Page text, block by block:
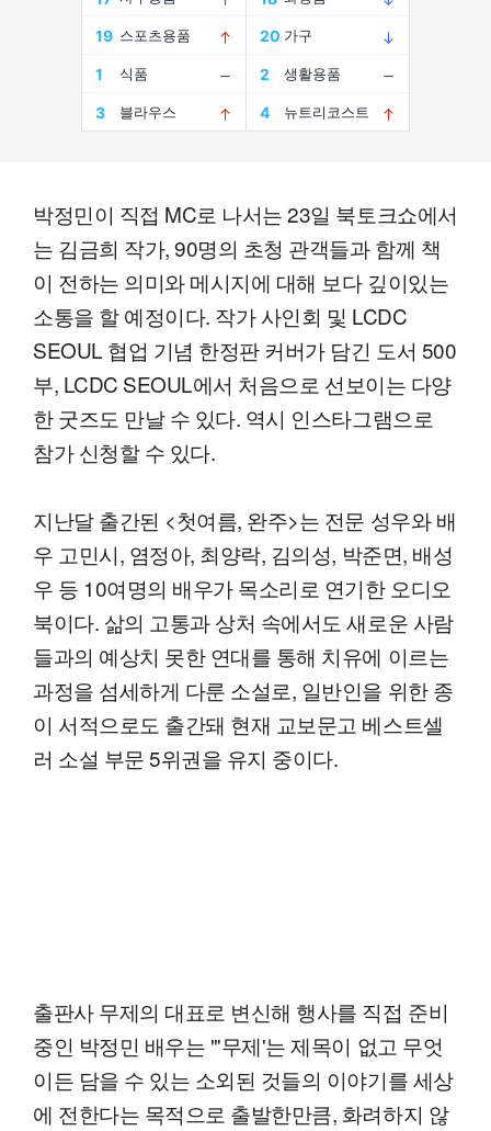
박정민이 직접 MC로 나서는 23일 북토크쇼에서
는 김금희 작가, 90명의 초청 관객들과 함께 책
이 전하는 의미와 메시지에 대해 보다 깊이있는
소통을 할 예정이다. 작가 사인회 및 LCDC
SEOUL 협업 기념 한정판 커버가 담긴 도서 500
부, LCDC SEOUL에서 처음으로 선보이는 다양
한 굿즈도 만날 수 있다. 역시 인스타그램으로
참가 신청할 수 있다.
지난달 출간된 <첫여름, 완주>는 전문 성우와 배
우 고민시, 염정아, 최양락, 김의성, 박준면, 배성
우 등 10여명의 배우가 목소리로 연기한 오디오
북이다. 삶의 고통과 상처 속에서도 새로운 사람
들과의 예상치 못한 연대를 통해 치유에 이르는
과정을 섬세하게 다룬 소설로, 일반인을 위한 종
이 서적으로도 출간돼 현재 교보문고 베스트셀
러 소설 부문 5위권을 유지 중이다.
출판사 무제의 대표로 변신해 행사를 직접 준비
중인 박정민 배우는 "'무제'는 제목이 없고 무엇
이든 담을 수 있는 소외된 것들의 이야기를 세상
에 전한다는 목적으로 출발한만큼, 화려하지 않